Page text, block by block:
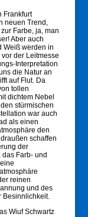
Frankfurt
neuen Trend,
Farbe, ja, man
Aber auch
Weiß werden in
der Leitmesse
Interpretation
die Natur an
auf Flut. Da
tollen
dichtem Nebel
stürmischen
war auch
als einen
den
schaffen
der
Farb- und
reinen
und des
Besinnlichkeit.
Wiuf Schwartz